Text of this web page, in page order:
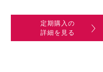
定期購入の
詳細を見る